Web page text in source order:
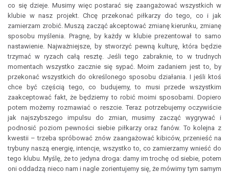
co się dzieje. Musimy więc postarać się zaangażować wszystkich w
klubie w nasz projekt. Chcę przekonać piłkarzy do tego, co i jak
zamierzam zrobić. Muszą zacząć akceptować zmianę kierunku, zmianę
sposobu myślenia. Pragnę, by każdy w klubie prezentował to samo
nastawienie. Najważniejsze, by stworzyć pewną kulturę, która będzie
trzymać w ryzach całą resztę. Jeśli tego zabraknie, to w trudnych
momentach wszystko zacznie się sypać. Moim zadaniem jest to, by
przekonać wszystkich do określonego sposobu działania. I jeśli ktoś
chce być częścią tego, co budujemy, to musi przede wszystkim
zaakceptować fakt, że będziemy to robić moimi sposobami. Dopiero
potem możemy rozmawiać o reszcie. Teraz potrzebujemy oczywiście
jak najszybszego impulsu do zmian, musimy zacząć wygrywać i
podnosić poziom pewności siebie piłkarzy oraz fanów. To kolejna z
kwestii – trzeba spróbować znów zaangażować kibiców, przenieść na
trybuny naszą energię, intencje, wszystko to, co zamierzamy wnieść do
tego klubu. Myślę, że to jedyna droga: damy im trochę od siebie, potem
oni oddadzą nieco nam i nagle zorientujemy się, że mówimy tym samym